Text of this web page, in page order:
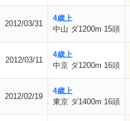
2012/03/31
4歳上
中山 ダ1200m 15頭
2012/03/11
4歳上
中京 ダ1200m 16頭
2012/02/19
4歳上
東京 ダ1400m 16頭